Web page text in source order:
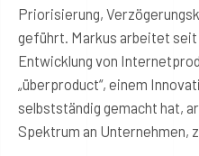
Priorisierung,
geführt. Markus arbeitet seit
Entwicklung von
„überproduct“, einem
selbstständig gemacht hat,
Spektrum an Unternehmen,